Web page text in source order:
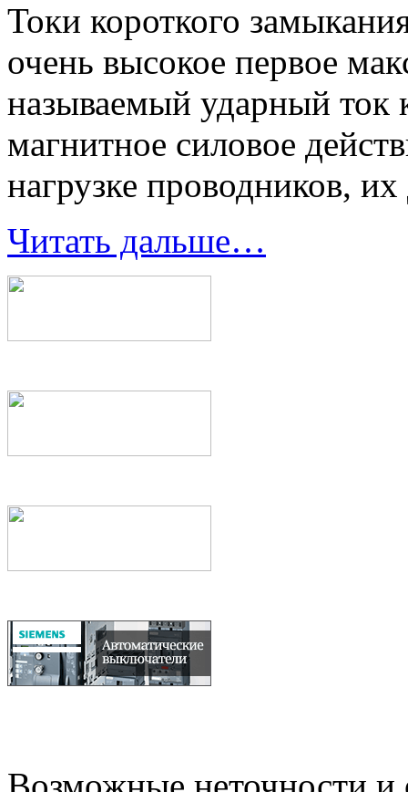
Токи короткого
очень высокое первое
называемый ударный ток
магнитное силовое
нагрузке проводников,
Читать дальше…